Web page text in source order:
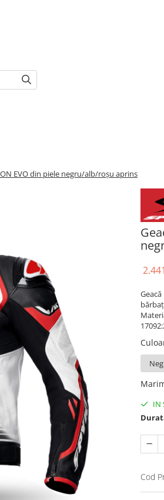
EVO din piele negru/alb/roșu aprins
IN
Cod